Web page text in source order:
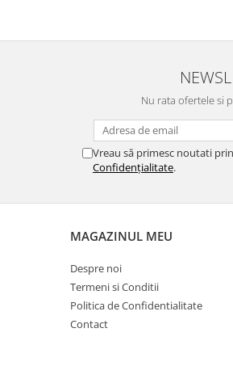
Nu rata ofertele si
Vreau să primesc noutati
Confidențialitate.
MAGAZINUL MEU
Despre noi
Termeni si Conditii
Politica de Confidentialitate
Contact